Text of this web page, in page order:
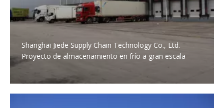
Shanghai Jiede Supply Chain Technology Co., Ltd.
Proyecto de almacenamiento en frío a gran escala